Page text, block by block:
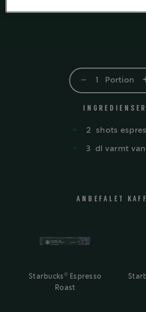
- 1 Portion
INGREDIENSER
2 shots
3 dl varmt
ANBEFALET
Starbucks ®
Espresso
Roast